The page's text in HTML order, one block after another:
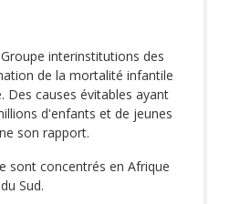
interinstitutions des
de la mortalité infantile
Des causes évitables ayant
d'enfants et de jeunes
son rapport.
sont concentrés en Afrique
Sud.